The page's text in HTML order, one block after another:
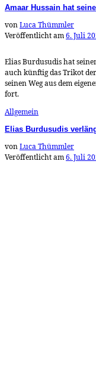
Amaar Hussain hat
vonLuca Thümmler
Veröffentlicht am6. Juli
Elias Burdusudis hat
auch künftig das Trikot
seinen Weg aus dem
fort.
Allgemein
Elias Burdusudis
vonLuca Thümmler
Veröffentlicht am6. Juli